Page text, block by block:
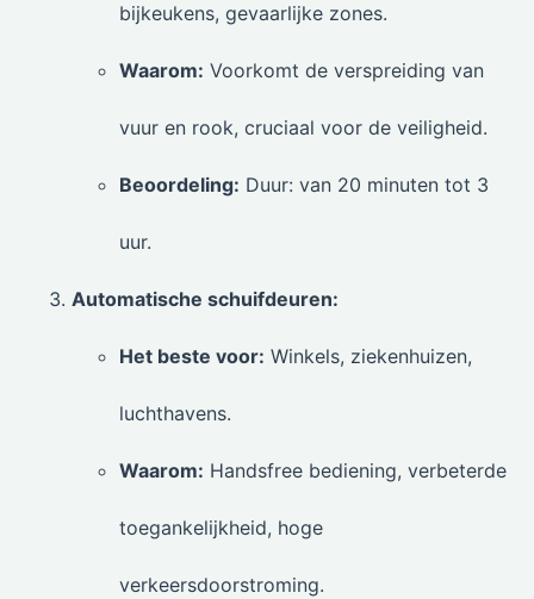
bijkeukens, gevaarlijke zones.
Waarom: Voorkomt de verspreiding van
vuur en rook, cruciaal voor de veiligheid.
Beoordeling: Duur: van 20 minuten tot 3
uur.
Automatische schuifdeuren:
Het beste voor: Winkels, ziekenhuizen,
luchthavens.
Waarom: Handsfree bediening, verbeterde
toegankelijkheid, hoge
verkeersdoorstroming.